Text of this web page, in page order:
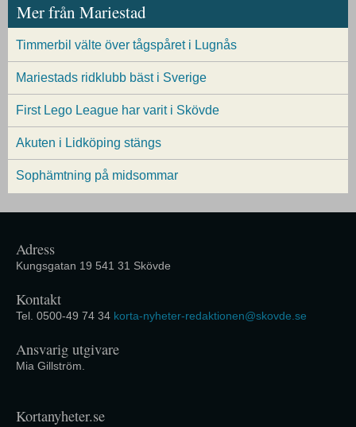
Mer från Mariestad
Timmerbil välte över tågspåret i Lugnås
Mariestads ridklubb bäst i Sverige
First Lego League har varit i Skövde
Akuten i Lidköping stängs
Sophämtning på midsommar
Adress
Kungsgatan 19 541 31 Skövde
Kontakt
Tel. 0500-49 74 34 korta-nyheter-redaktionen@skovde.se
Ansvarig utgivare
Mia Gillström.
Kortanyheter.se